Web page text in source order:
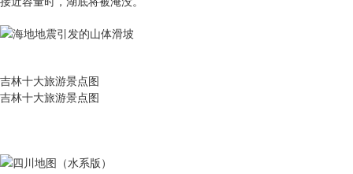
吉林十大旅游景点图
吉林十大旅游景点图